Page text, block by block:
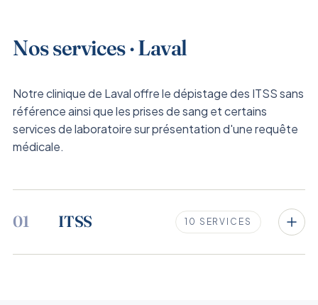
Nos services · Laval
Notre clinique de Laval offre le dépistage des ITSS sans
référence ainsi que les prises de sang et certains
services de laboratoire sur présentation d'une requête
médicale.
01 ITSS 10 SERVICES